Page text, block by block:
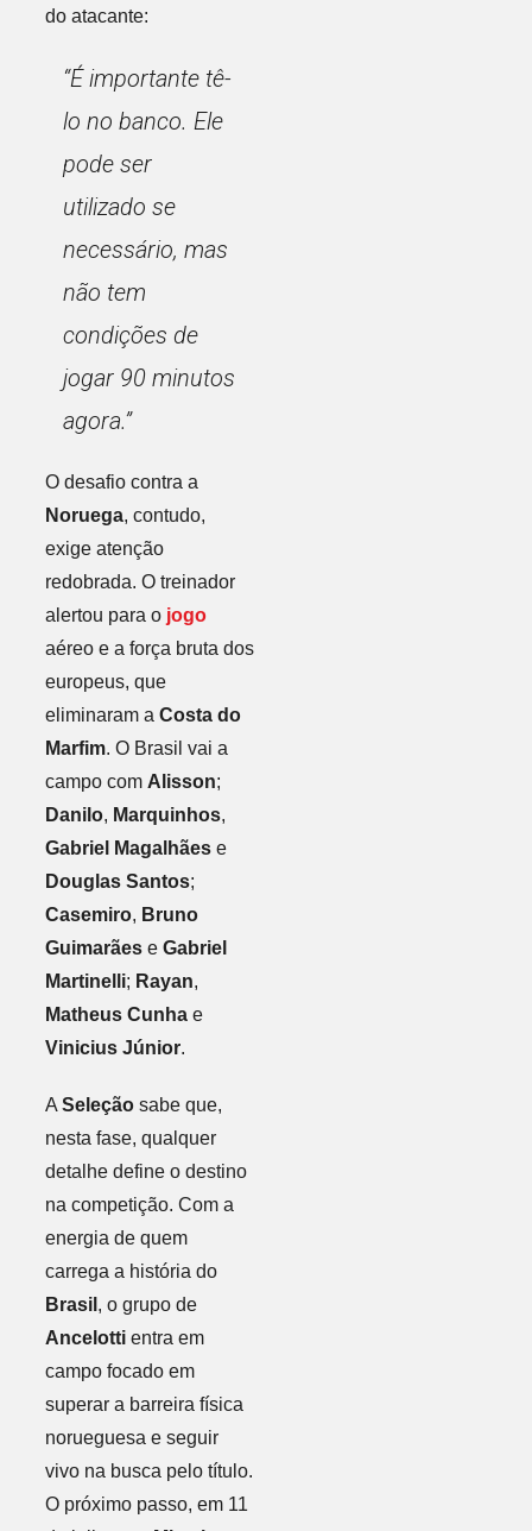
do atacante:
“É importante tê-
lo no banco. Ele
pode ser
utilizado se
necessário, mas
não tem
condições de
jogar 90 minutos
agora.”
O desafio contra a
Noruega, contudo,
exige atenção
redobrada. O treinador
alertou para o jogo
aéreo e a força bruta dos
europeus, que
eliminaram a Costa do
Marfim. O Brasil vai a
campo com Alisson;
Danilo, Marquinhos,
Gabriel Magalhãese
Douglas Santos;
Casemiro, Bruno
Guimarãese Gabriel
Martinelli; Rayan,
Matheus Cunhae
Vinicius Júnior.
A Seleçãosabe que,
nesta fase, qualquer
detalhe define o destino
na competição. Com a
energia de quem
carrega a história do
Brasil , o grupo de
Ancelottientra em
campo focado em
superar a barreira física
norueguesa e seguir
vivo na busca pelo título.
O próximo passo, em 11